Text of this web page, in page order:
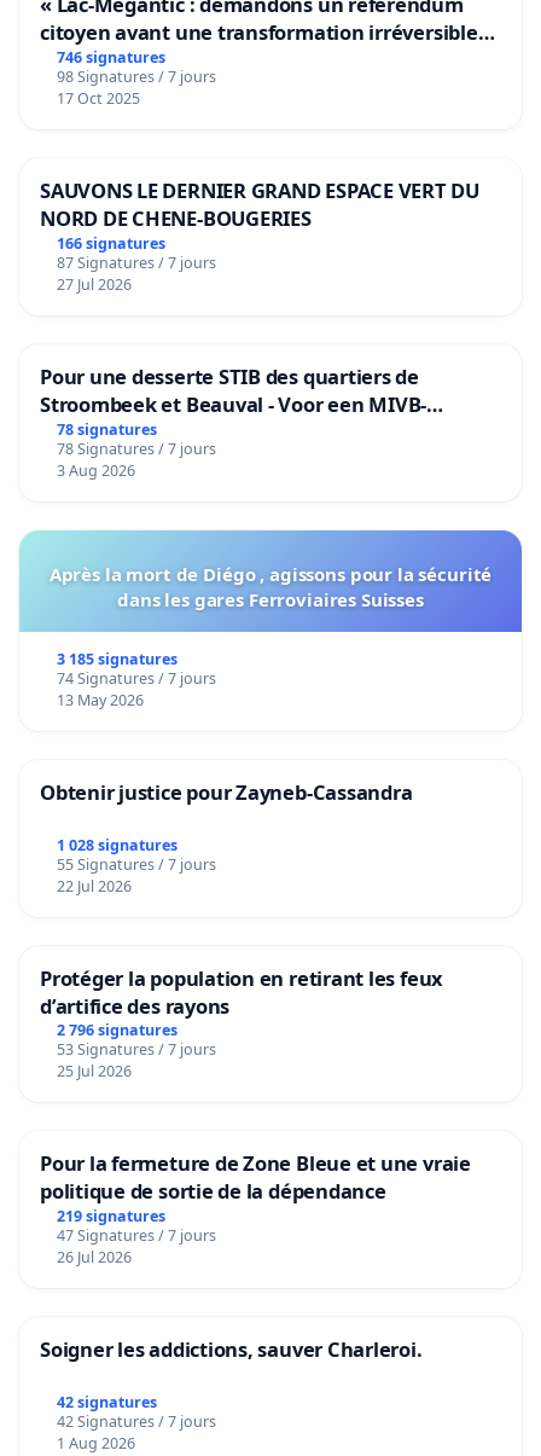
citoyen avant une transformation irréversible
de notre territoire »
746 signatures
98 Signatures / 7 jours
17 Oct 2025
SAUVONS LE DERNIER GRAND ESPACE VERT DU
NORD DE CHENE-BOUGERIES
166 signatures
87 Signatures / 7 jours
27 Jul 2026
Pour une desserte STIB des quartiers de
Stroombeek et Beauval - Voor een MIVB-
bediening van de wijken Strombeek en Het
Voor
78 signatures
78 Signatures / 7 jours
3 Aug 2026
Après la mort de Diégo , agissons pour la sécurité
dans les gares Ferroviaires Suisses
3 185 signatures
74 Signatures / 7 jours
13 May 2026
Obtenir justice pour Zayneb-Cassandra
1 028 signatures
55 Signatures / 7 jours
22 Jul 2026
Protéger la population en retirant les feux
d’artifice des rayons
2 796 signatures
53 Signatures / 7 jours
25 Jul 2026
Pour la fermeture de Zone Bleue et une vraie
politique de sortie de la dépendance
219 signatures
47 Signatures / 7 jours
26 Jul 2026
Soigner les addictions, sauver Charleroi.
42 signatures
42 Signatures / 7 jours
1 Aug 2026